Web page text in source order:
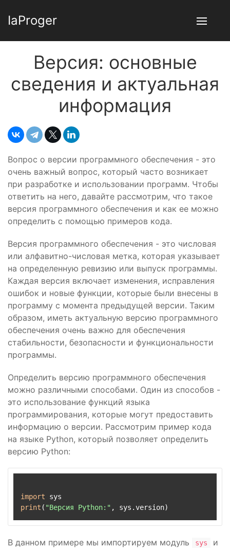
IaProger
Версия: основные
сведения и актуальная
информация
Вопрос о версии программного обеспечения - это
очень важный вопрос, который часто возникает
при разработке и использовании программ. Чтобы
ответить на него, давайте рассмотрим, что такое
версия программного обеспечения и как ее можно
определить с помощью примеров кода.
Версия программного обеспечения - это числовая
или алфавитно-числовая метка, которая указывает
на определенную ревизию или выпуск программы.
Каждая версия включает изменения, исправления
ошибок и новые функции, которые были внесены в
программу с момента предыдущей версии. Таким
образом, иметь актуальную версию программного
обеспечения очень важно для обеспечения
стабильности, безопасности и функциональности
программы.
Определить версию программного обеспечения
можно различными способами. Один из способов -
это использование функций языка
программирования, которые могут предоставить
информацию о версии. Рассмотрим пример кода
на языке Python, который позволяет определить
версию Python:
import
print ( "Версия Python:"
В данном примере мы импортируем модуль sys
и